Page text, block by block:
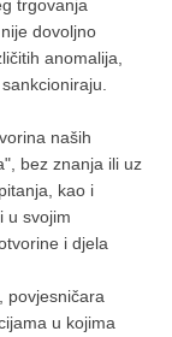
trgovanja
dovoljno
anomalija,
naših
bez znanja ili uz
kao i
u svojim
i djela
povjesničara
u kojima